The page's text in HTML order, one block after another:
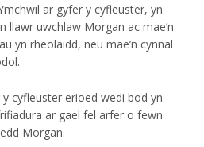
ar gyfer y cyfleuster, yn
llawr uwchlaw Morgan ac mae’n
yn rheolaidd, neu mae’n cynnal
y cyfleuster erioed wedi bod yn
ar gael fel arfer o fewn
Morgan.